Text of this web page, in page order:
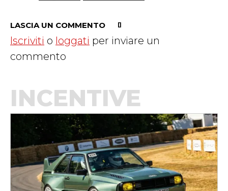
LASCIA UN COMMENTO
Iscriviti o loggati per inviare un
commento
INCENTIVE